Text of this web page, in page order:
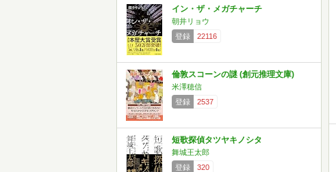
イン・ザ・メガチャーチ
朝井リョウ
登録
22116
倫敦スコーンの謎 (創元推理文庫)
米澤穂信
登録
2537
短歌探偵タツヤキノシタ
舞城王太郎
登録
320